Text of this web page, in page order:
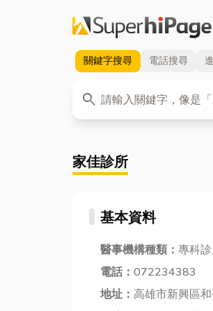
關鍵字搜尋 電話搜尋
search
關鍵字
家佳診所
基本資料
醫事機構種類： 專科
電話： 072234383
地址： 高雄市新興區